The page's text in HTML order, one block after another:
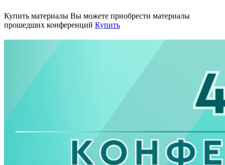
Купить материалы Вы можете приобрести материалы
прошедших конференций Купить